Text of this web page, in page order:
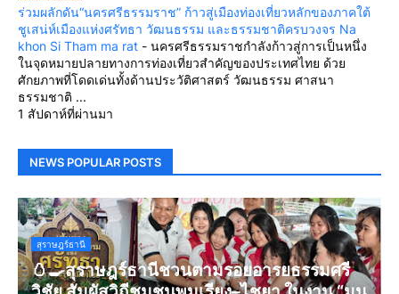
ร่วมผลักดัน“นครศรีธรรมราช” ก้าวสู่เมืองท่องเที่ยวหลักของภาคใต้
ชูเสน่ห์เมืองแห่งศรัทธา วัฒนธรรม และธรรมชาติครบวงจร Na
khon Si Tham ma rat - นครศรีธรรมราชกำลังก้าวสู่การเป็นหนึ่ง
ในจุดหมายปลายทางการท่องเที่ยวสำคัญของประเทศไทย ด้วย
ศักยภาพที่โดดเด่นทั้งด้านประวัติศาสตร์ วัฒนธรรม ศาสนา
ธรรมชาติ ...
1 สัปดาห์ที่ผ่านมา
NEWS POPULAR POSTS
สุราษฎร์ธานี
🥚🍳สุราษฎร์ธานีชวนตามรอยอารยธรรมศรี